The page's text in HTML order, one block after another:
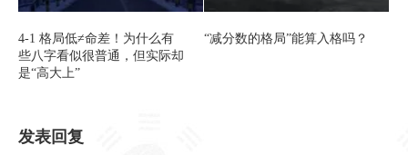
4-1 格局低≠命差！为什么有
些八字看似很普通，但实际却
是“高大上”
“减分数的格局”能算入格吗？
发表回复